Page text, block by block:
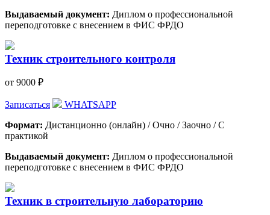
Выдаваемый документ: Диплом о профессиональной
переподготовке с внесением в ФИС ФРДО
Техник строительного контроля
от 9000 ₽
Записаться
WHATSAPP
Формат: Дистанционно (онлайн) / Очно / Заочно / С
практикой
Выдаваемый документ: Диплом о профессиональной
переподготовке с внесением в ФИС ФРДО
Техник в строительную лабораторию